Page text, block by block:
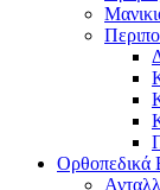
Ορθοπεδικά